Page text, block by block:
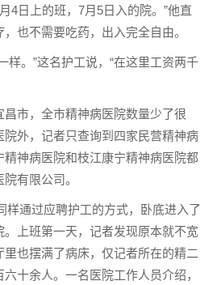
4日上的班，7月5日入的院。”他直
也不需要吃药，出入完全自由。
样。”这名护工说，“在这里工资两千
市，全市精神病医院数量少了很
院外，记者只查询到四家民营精神病
精神病医院和枝江康宁精神病医院都
有限公司。
样通过应聘护工的方式，卧底进入了
上班第一天，记者发现原本就不宽
也摆满了病床，仅记者所在的精二
十余人。一名医院工作人员介绍，